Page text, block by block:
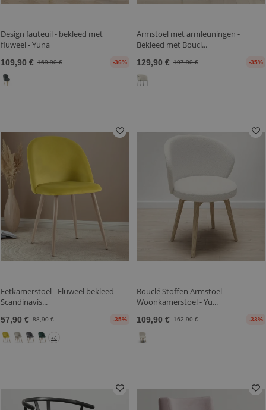
Design fauteuil - bekleed met
fluweel - Yuna
109,90 € 169,90 € -36%
Armstoel met armleuningen -
Bekleed met Boucl...
129,90 € 197,90 € -35%
Eetkamerstoel - Fluweel bekleed -
Scandinavis...
57,90 € 88,90 € -35%
+6
Bouclé Stoffen Armstoel -
Woonkamerstoel - Yu...
109,90 € 162,90 € -33%